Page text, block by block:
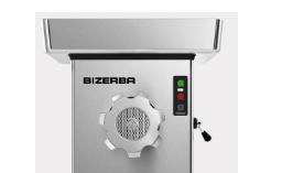
industriales continuas. La
protección integral y el
manejo sumamente
sencillo aseguran un
trabajo sin fatiga.
Perfecto para el uso